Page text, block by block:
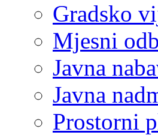
Gradsko
Mjesni
Javna
Javna
Prostorni